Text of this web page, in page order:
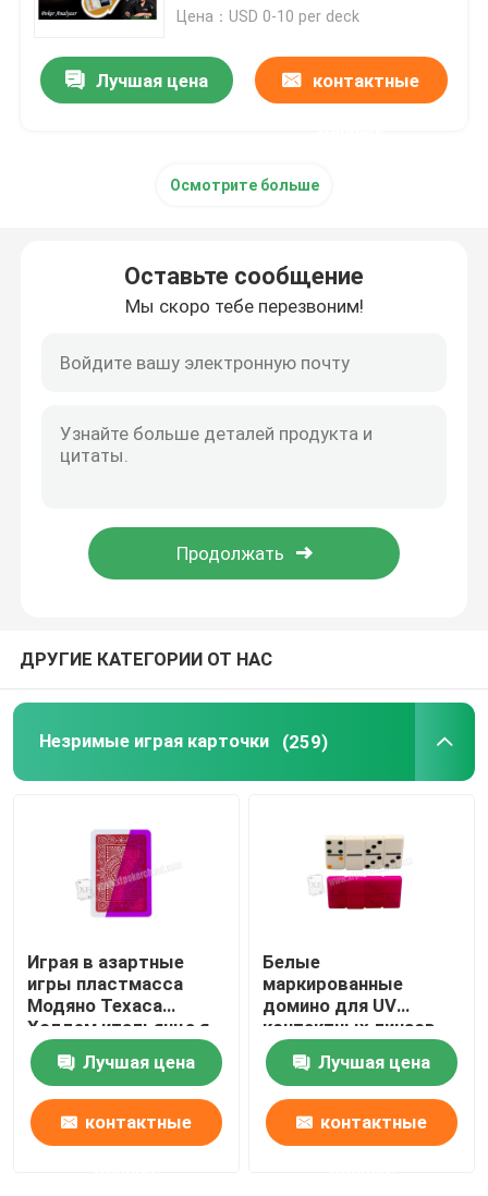
Контактные линзы незримых чернил
Анализатор покера
Блок развертки покера
Маркированные карточки покера
Програмное обеспечение анализа покера
Играя в азартные игры вспомогательное
Цена：USD 0-10 per deck
Лучшая цена контактные
Осмотрите больше
Оставьте сообщение
Мы скоро тебе перезвоним!
ДРУГИЕ КАТЕГОРИИ ОТ НАС
Незримые играя карточки (259)
Играя в азартные
игры пластмасса
Модяно Техаса
Холдем итальянца я
отметил покер карт
Лучшая цена
контактные
Белые
маркированные
домино для UV
контактных линзов,
игр домино, играя в
азартные игры
Лучшая цена
контактные